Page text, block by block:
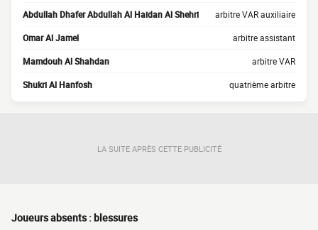
Abdullah Dhafer Abdullah Al Haidan Al Shehri arbitre VAR auxiliaire
Omar Al Jamel arbitre assistant
Mamdouh Al Shahdan arbitre VAR
Shukri Al Hanfosh quatrième arbitre
LA SUITE APRÈS CETTE PUBLICITÉ
Joueurs absents : blessures